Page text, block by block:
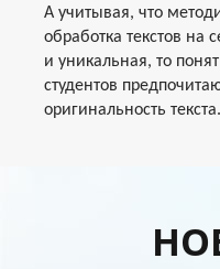
А учитывая, что
обработка текстов на
и уникальная, то
студентов
оригинальность текста.